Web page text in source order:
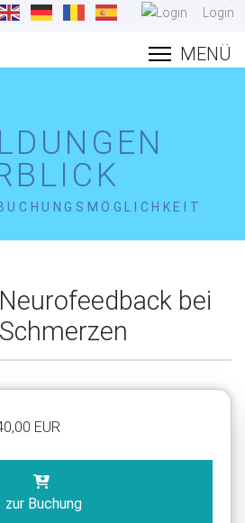
Login
bei
EUR
zur Buchung